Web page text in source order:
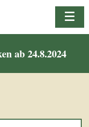
ab 24.8.2024